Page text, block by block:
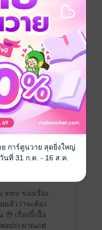
ามคิดเห็นได้เฉพาะ
มเท่านั้น
หน้าที่ 1
intro ของเรื่อง
แล้วว่าจะต้อง
🥹 เรื่องนี้เนื้อ
พอประมาณแต่
ย การ์ตูนวาย สุดยิ่งใหญ่
นที่ 31 ก.ค. - 16 ส.ค.